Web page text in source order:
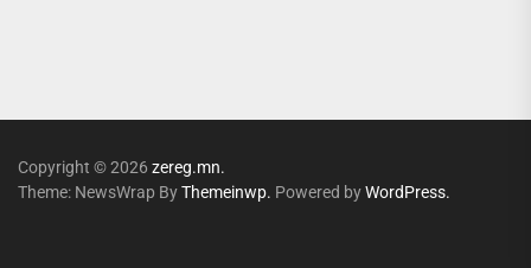
Copyright © 2026 zereg.mn.
Theme: NewsWrap ByThemeinwp. Powered byWordPress.